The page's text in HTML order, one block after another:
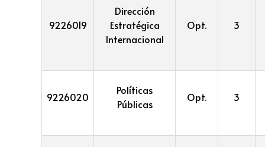
9226019
Dirección
Estratégica
Internacional
Opt. 3
9226020
Políticas
Públicas
Opt. 3